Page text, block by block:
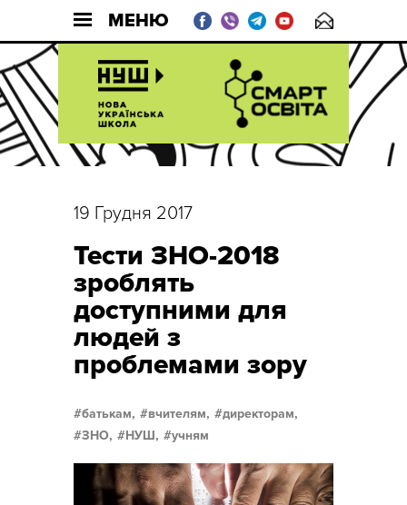
МЕНЮ
19 Грудня 2017
Тести ЗНО-2018
зроблять
доступними для
людей з
проблемами зору
батькам, вчителям,
директорам,
ЗНО,
НУШ, учням